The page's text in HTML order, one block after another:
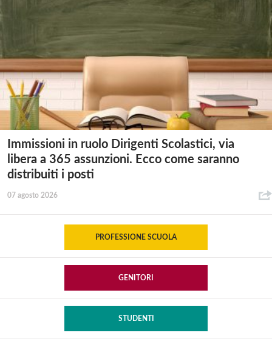
Immissioni in ruolo Dirigenti Scolastici, via
libera a 365 assunzioni. Ecco come saranno
distribuiti i posti
07 agosto 2026
PROFESSIONE SCUOLA
GENITORI
STUDENTI